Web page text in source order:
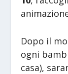
Dopo il
ogni
casa),